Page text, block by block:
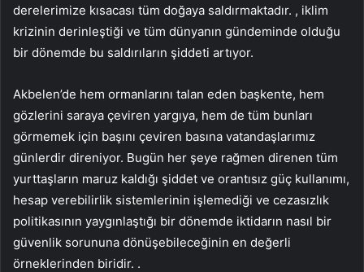
derelerimize kısacası tüm doğaya saldırmaktadır. , iklim
krizinin derinleştiği ve tüm dünyanın gündeminde olduğu
bir dönemde bu saldırıların şiddeti artıyor.
Akbelen’de hem ormanlarını talan eden başkente, hem
gözlerini saraya çeviren yargıya, hem de tüm bunları
görmemek için başını çeviren basına vatandaşlarımız
günlerdir direniyor. Bugün her şeye rağmen direnen tüm
yurttaşların maruz kaldığı şiddet ve orantısız güç kullanımı,
hesap verebilirlik sistemlerinin işlemediği ve cezasızlık
politikasının yaygınlaştığı bir dönemde iktidarın nasıl bir
güvenlik sorununa dönüşebileceğinin en değerli
örneklerinden biridir. .